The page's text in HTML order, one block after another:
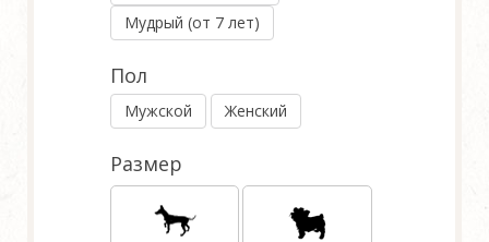
Мудрый (от 7 лет)
Пол
Мужской Женский
Размер